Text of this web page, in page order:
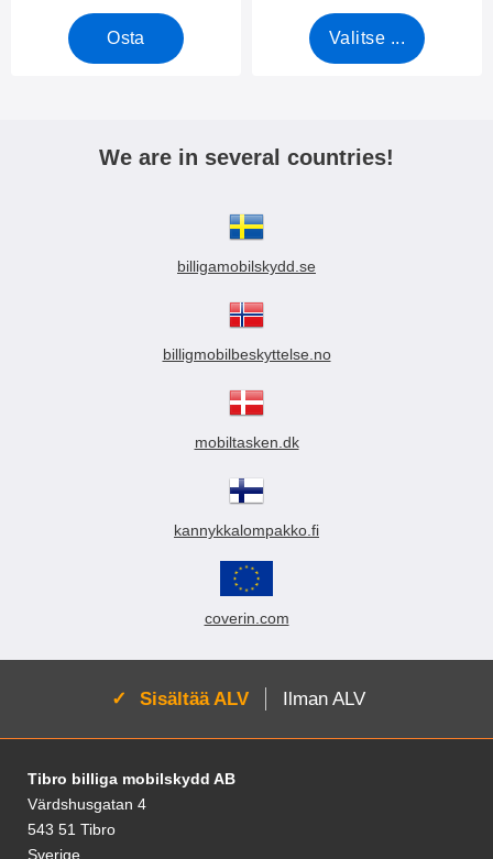
Osta Valitse ...
We are in several countries!
billigamobilskydd.se
billigmobilbeskyttelse.no
mobiltasken.dk
kannykkalompakko.fi
coverin.com
Aktivoi:
Sisältää ALV Ilman ALV
Alatunnisteen sisältö Sekalaista tietoa ja
Tibro billiga mobilskydd AB
Värdshusgatan 4
543 51 Tibro
Sverige